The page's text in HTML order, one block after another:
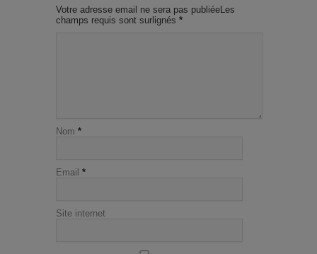
Votre adresse email ne sera pas publiéeLes
champs requis sont surlignés *
Nom *
Email *
Site internet